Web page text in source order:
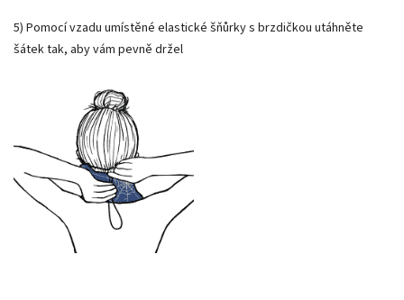
5) Pomocí vzadu umístěné elastické šňůrky s brzdičkou utáhněte
šátek tak, aby vám pevně držel